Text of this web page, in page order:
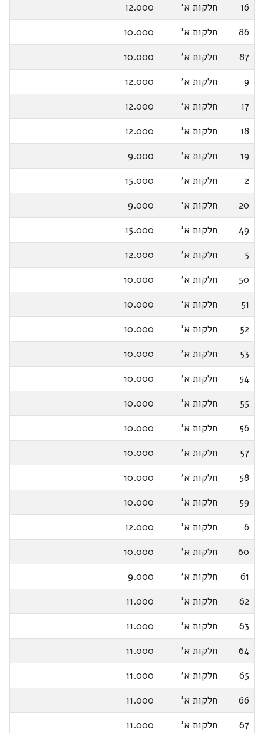
16
חלקות א'
12.000
86
חלקות א'
10.000
87
חלקות א'
10.000
9
חלקות א'
12.000
17
חלקות א'
12.000
18
חלקות א'
12.000
19
חלקות א'
9.000
2
חלקות א'
15.000
20
חלקות א'
9.000
49
חלקות א'
15.000
5
חלקות א'
12.000
50
חלקות א'
10.000
51
חלקות א'
10.000
52
חלקות א'
10.000
53
חלקות א'
10.000
54
חלקות א'
10.000
55
חלקות א'
10.000
56
חלקות א'
10.000
57
חלקות א'
10.000
58
חלקות א'
10.000
59
חלקות א'
10.000
6
חלקות א'
12.000
60
חלקות א'
10.000
61
חלקות א'
9.000
62
חלקות א'
11.000
63
חלקות א'
11.000
64
חלקות א'
11.000
65
חלקות א'
11.000
66
חלקות א'
11.000
67
חלקות א'
11.000